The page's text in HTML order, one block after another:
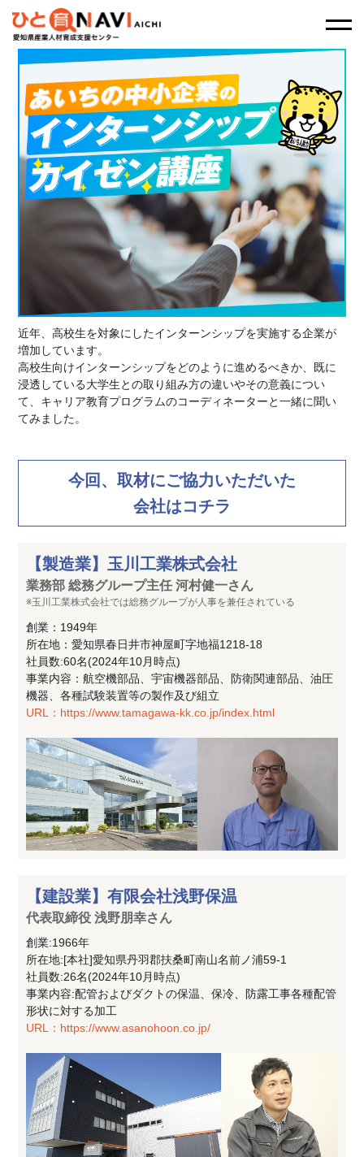
近年、高校生を対象にしたインターンシップを実施する企業が
増加しています。
高校生向けインターンシップをどのように進めるべきか、既に
浸透している大学生との取り組み方の違いやその意義につい
て、キャリア教育プログラムのコーディネーターと一緒に聞い
てみました。
今回、取材にご協力いただいた
会社はコチラ
【製造業】玉川工業株式会社
業務部 総務グループ主任 河村健一さん
※玉川工業株式会社では総務グループが人事を兼任されている
創業：1949年
所在地：愛知県春日井市神屋町字地福1218-18
社員数:60名(2024年10月時点)
事業内容：航空機部品、宇宙機器部品、防衛関連部品、油圧
機器、各種試験装置等の製作及び組立
URL：https://www.tamagawa-kk.co.jp/index.html
【建設業】有限会社浅野保温
代表取締役 浅野朋幸さん
創業:1966年
所在地:[本社]愛知県丹羽郡扶桑町南山名前ノ浦59-1
社員数:26名(2024年10月時点)
事業内容:配管およびダクトの保温、保冷、防露工事各種配管
形状に対する加工
URL：https://www.asanohoon.co.jp/